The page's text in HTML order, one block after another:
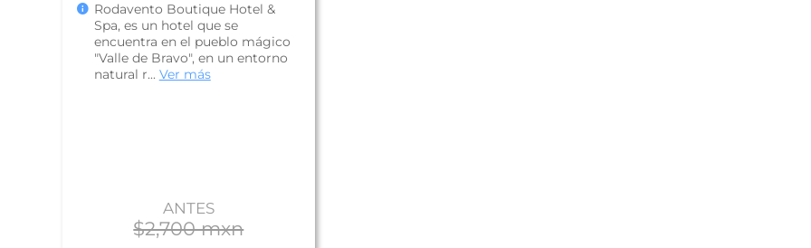
Rodavento Boutique Hotel &
Spa, es un hotel que se
encuentra en el pueblo mágico
"Valle de Bravo", en un entorno
natural r... Ver más
ANTES
$2,700 mxn